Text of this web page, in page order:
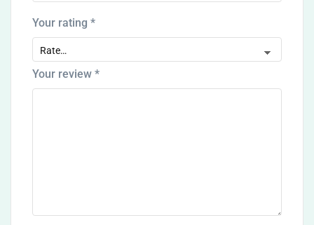
Your rating *
Your review *